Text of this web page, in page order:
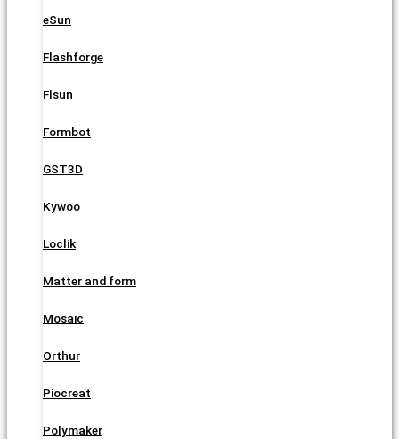
eSun
Flashforge
Flsun
Formbot
GST3D
Kywoo
Loclik
Matter and form
Mosaic
Orthur
Piocreat
Polymaker